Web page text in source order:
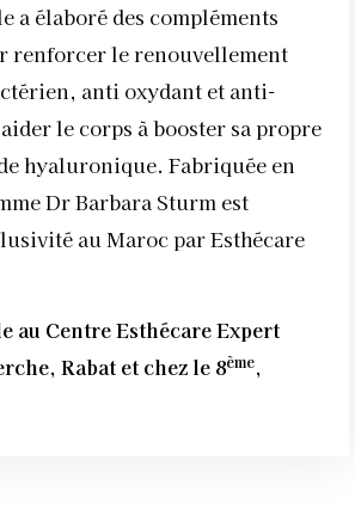
a élaboré des compléments
renforcer le renouvellement
anti oxydant et anti-
le corps à booster sa propre
hyaluronique. Fabriquée en
Dr Barbara Sturm est
au Maroc par Esthécare
au Centre Esthécare Expert
Rabat et chez le 8ème,